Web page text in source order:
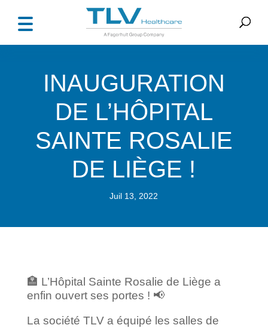
INAUGURATION
DE L’HÔPITAL
SAINTE ROSALIE
DE LIÈGE !
Juil 13, 2022
🏣 L’Hôpital Sainte Rosalie de Liège a
enfin ouvert ses portes ! 📢
La société TLV a équipé les salles de